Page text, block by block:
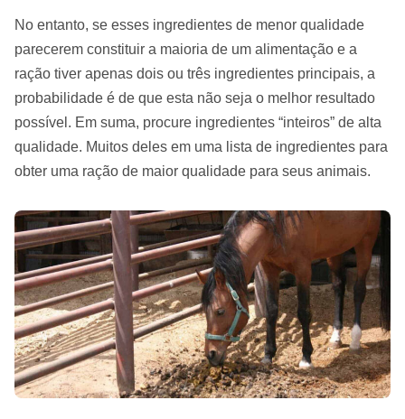
No entanto, se esses ingredientes de menor qualidade
parecerem constituir a maioria de um alimentação e a
ração tiver apenas dois ou três ingredientes principais, a
probabilidade é de que esta não seja o melhor resultado
possível. Em suma, procure ingredientes “inteiros” de alta
qualidade. Muitos deles em uma lista de ingredientes para
obter uma ração de maior qualidade para seus animais.